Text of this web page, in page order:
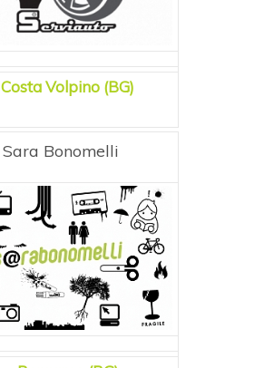
Costa Volpino (BG)
Sara Bonomelli